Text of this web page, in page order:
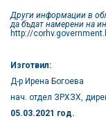
Други информации в
да бъдат намерени на
http://
Изготвил:
Д-р Ирена Богоева
нач. отдел ЗРХЗХ,
05.03.2021 год.